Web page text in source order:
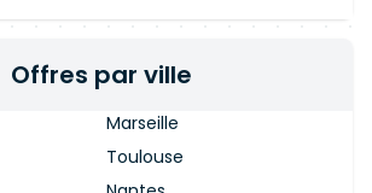
Offres par ville
Marseille
Toulouse